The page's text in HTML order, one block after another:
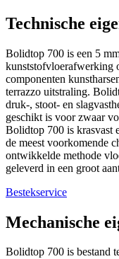
Technische
Bolidtop 700 is een 5
kunststofvloerafwerking
componenten
terrazzo uitstraling.
druk-, stoot- en
geschikt is voor zwaar
Bolidtop 700 is krasvast
de meest voorkomende
ontwikkelde methode
geleverd in een groot
Bestekservice
Mechanische
Bolidtop 700 is bestand